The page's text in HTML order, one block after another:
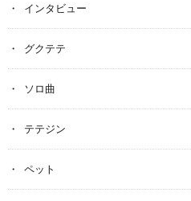
インタビュー
グクテテ
ソロ曲
テテジン
ペット